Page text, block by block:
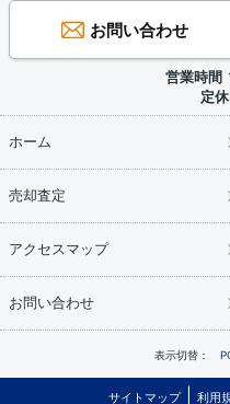
お問い合わせ
営業時間
定
ホーム
売却査定
アクセスマップ
お問い合わせ
表示切替：
サイトマップ 利用